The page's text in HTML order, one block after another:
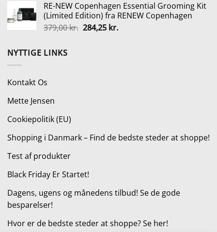
pris
var:
299,00 kr..
pris
er:
199,00 kr..
RE-NEW Copenhagen Essential Grooming Kit
(Limited Edition) fra RENEW Copenhagen
379,00kr. Den
284,25 kr.Den
NYTTIGE LINKS
Kontakt Os
Mette Jensen
Cookiepolitik (EU)
Shopping i Danmark – Find de bedste steder at shoppe!
Test af produkter
Black Friday Er Startet!
Dagens, ugens og månedens tilbud! Se de gode
besparelser!
Hvor er de bedste steder at shoppe? Se her!